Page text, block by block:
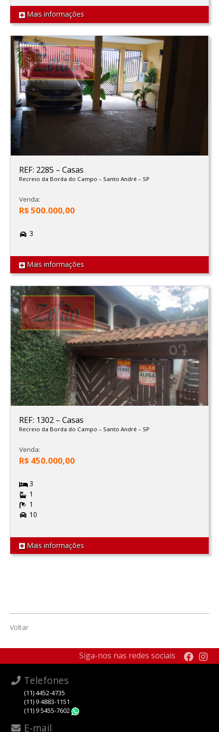
Mais informações
REF: 2285 – Casas
Recreio da Borda do Campo – Santo André – SP
Venda:
R$ 500.000,00
3
Mais informações
REF: 1302 – Casas
Recreio da Borda do Campo – Santo André – SP
Venda:
R$ 450.000,00
3
1
1
10
Mais informações
Voltar
Siga-nos nas redes sociais
Telefones
(11) 4452-4735
(11) 9 4883-1151
(11) 9 5455-7602
E-mail